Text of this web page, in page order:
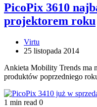
PicoPix 3610
projektorem roku
Virtu
25 listopada 2014
Ankieta Mobility Trends ma
produktów poprzedniego
1 min read 0